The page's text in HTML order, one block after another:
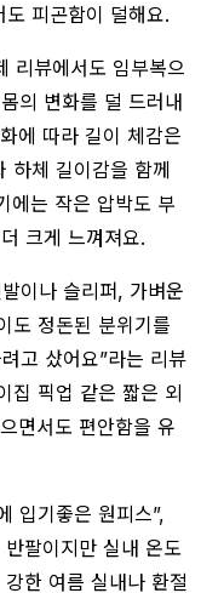
피곤함이 덜해요.
리뷰에서도 임부복으
의 변화를 덜 드러내
에 따라 길이 체감은
하체 길이감을 함께
에는 작은 압박도 부
크게 느껴져요.
이나 슬리퍼, 가벼운
도 정돈된 분위기를
고 샀어요”라는 리뷰
집 픽업 같은 짧은 외
면서도 편안함을 유
입기좋은 원피스”,
팔이지만 실내 온도
한 여름 실내나 환절